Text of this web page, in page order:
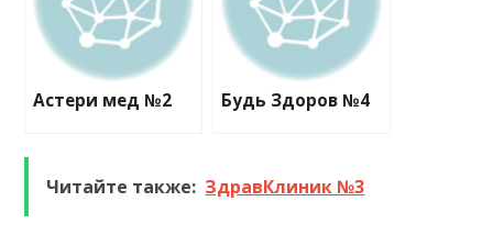
Астeри мед №2 Будь Здоров №4
Читайте также: ЗдравКлиник №3